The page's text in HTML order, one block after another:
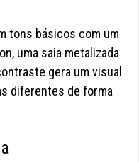
tons básicos com um
uma saia metalizada
gera um visual
diferentes de forma